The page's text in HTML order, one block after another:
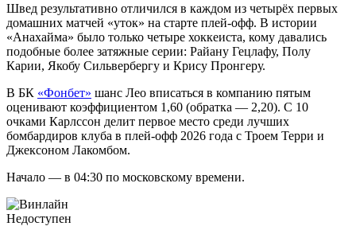
Швед результативно отличился в каждом из четырёх первых
домашних матчей «уток» на старте плей-офф. В истории
«Анахайма» было только четыре хоккеиста, кому давались
подобные более затяжные серии: Райану Гецлафу, Полу
Карии, Якобу Сильвербергу и Крису Пронгеру.
В БК «Фонбет» шанс Лео вписаться в компанию пятым
оценивают коэффициентом 1,60 (обратка — 2,20). С 10
очками Карлссон делит первое место среди лучших
бомбардиров клуба в плей-офф 2026 года с Троем Терри и
Джексоном Лакомбом.
Начало — в 04:30 по московскому времени.
Недоступен